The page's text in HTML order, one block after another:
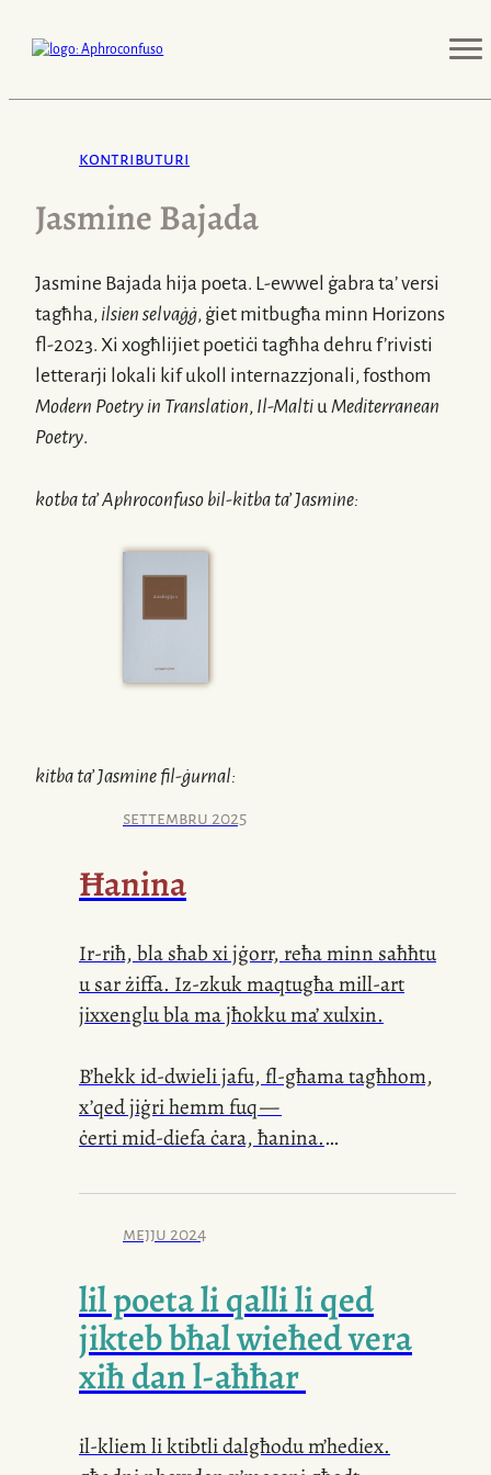
kontributuri
Jasmine Bajada
Jasmine Bajada hija poeta. L-ewwel ġabra ta’ versi
tagħha, ilsien selvaġġ, ġiet mitbugħa minn Horizons
fl-2023. Xi xogħlijiet poetiċi tagħha dehru f’rivisti
letterarji lokali kif ukoll internazzjonali, fosthom
Modern Poetry in Translation, Il-Malti uMediterranean
Poetry.
kotba ta’Aphroconfuso bil-kitba ta’ Jasmine:
kitba ta’ Jasmine fil-ġurnal:
settembru 2025
Ħanina
Ir-riħ, bla sħab xi jġorr, reħa minn saħħtu
u sar żiffa. Iz-zkuk maqtugħa mill-art
jixxenglu bla ma jħokku ma’ xulxin.
B’hekk id-dwieli jafu, fl-għama tagħhom,
x’qed jiġri hemm fuq —
ċerti mid-diefa ċara, ħanina.
Xemx li tgħammex bla ma tilheġ.
Tinbex għajnejn il-kelb mit-tieqa,
Bħal-lum jishar — imqar l-arja dieħla
tqanqlu, taħsillu mnieħru.
Ix-xitwa ta’ xahar ilu qarqċet kemm felħet
ċediet il-kmandament tagħha stess.
mejju 2024
lil poeta li qalli li qed
jikteb bħal wieħed vera
xiħ danl-aħħar
il-kliem li ktibtli dalgħodu m’hediex.